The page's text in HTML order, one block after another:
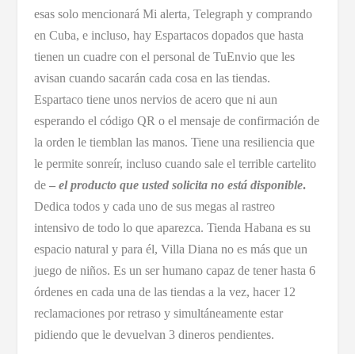
esas solo mencionará Mi alerta, Telegraph y comprando
en Cuba, e incluso, hay Espartacos dopados que hasta
tienen un cuadre con el personal de TuEnvio que les
avisan cuando sacarán cada cosa en las tiendas.
Espartaco tiene unos nervios de acero que ni aun
esperando el código QR o el mensaje de confirmación de
la orden le tiemblan las manos. Tiene una resiliencia que
le permite sonreír, incluso cuando sale el terrible cartelito
de – el producto que usted solicita no está disponible.
Dedica todos y cada uno de sus megas al rastreo
intensivo de todo lo que aparezca. Tienda Habana es su
espacio natural y para él, Villa Diana no es más que un
juego de niños. Es un ser humano capaz de tener hasta 6
órdenes en cada una de las tiendas a la vez, hacer 12
reclamaciones por retraso y simultáneamente estar
pidiendo que le devuelvan 3 dineros pendientes.